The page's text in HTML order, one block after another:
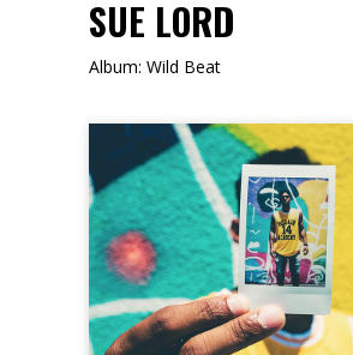
SUE LORD
Album: Wild Beat
FOLLOW ME